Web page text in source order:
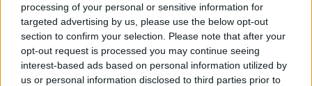
processing of your personal or sensitive information for
targeted advertising by us, please use the below opt-out
section to confirm your selection. Please note that after your
opt-out request is processed you may continue seeing
interest-based ads based on personal information utilized by
us or personal information disclosed to third parties prior to
por eso podrás personalizar la carta digital con
tu imagen y color corporativo. Contáctanos
para contratar la personalización avanzada.
Por eso hemos diseñado un sistema capaz de